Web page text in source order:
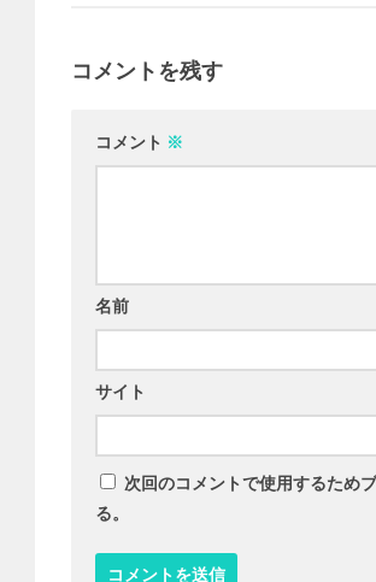
コメントを残す
コメント ※
名前
サイト
次回のコメントで使用するため
る。